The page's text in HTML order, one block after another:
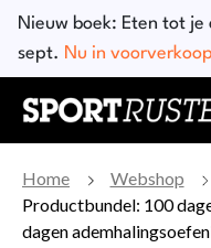
Skip
content
Nieuw boek: Eten tot
sept. Nu in voorverkoop
Home Webshop
Productbundel: 100
dagen